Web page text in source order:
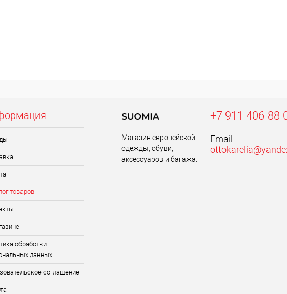
товаров
обработки
данных
соглашение
Магазин европейской
одежды, обуви,
аксессуаров и багажа.
+7 911 406-88-
Email: